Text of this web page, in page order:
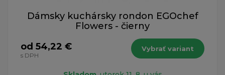
Dámsky kuchársky rondon EGOchef
Flowers - čierny
od 54,22 €
s DPH
Vybrať variant